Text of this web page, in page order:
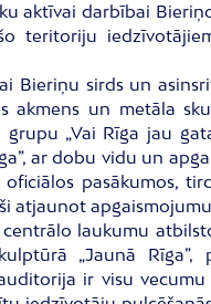
aktīvai darbībai
teritoriju
Bieriņu sirds un
akmens un metāla
„Vai Rīga jau
ar dobu vidu un
pasākumos,
atjaunot
laukumu
„Jaunā
ir visu